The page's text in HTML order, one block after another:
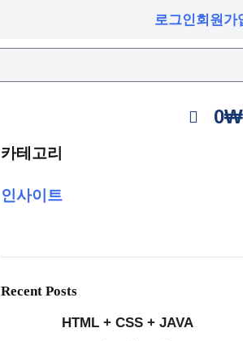
로그인회원가
0₩
카테고리
인사이트
Recent Posts
HTML + CSS + JAVA